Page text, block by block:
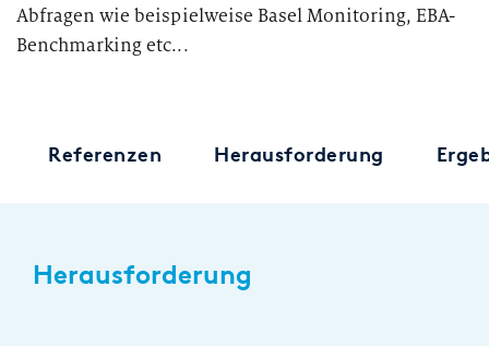
Abfragen wie beispielweise Basel Monitoring, EBA-
Benchmarking etc...
Referenzen Herausforderung
Herausforderung